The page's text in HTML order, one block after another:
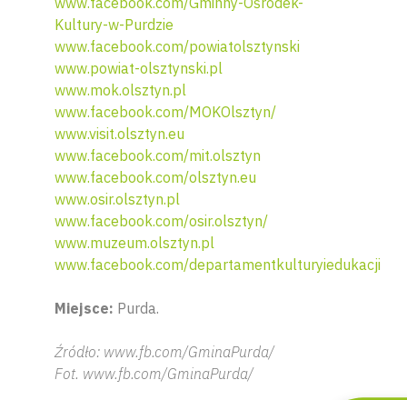
Kultury-w-Purdzie
www.facebook.com/powiatolsztynski
www.powiat-olsztynski.pl
www.mok.olsztyn.pl
www.facebook.com/MOKOlsztyn/
www.visit.olsztyn.eu
www.facebook.com/mit.olsztyn
www.facebook.com/olsztyn.eu
www.osir.olsztyn.pl
www.facebook.com/osir.olsztyn/
www.muzeum.olsztyn.pl
www.facebook.com/departamentkulturyiedukacji
Miejsce: Purda.
Źródło: www.fb.com/GminaPurda/
Fot. www.fb.com/GminaPurda/